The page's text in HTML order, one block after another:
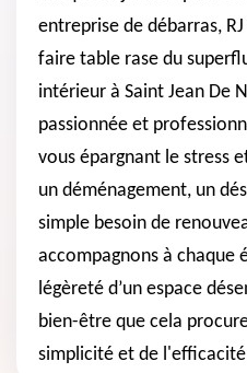
entreprise de débarras,
faire table rase du
intérieur à Saint Jean De
passionnée et
vous épargnant le stress
un déménagement, un
simple besoin de
accompagnons à chaque
légèreté d’un espace
bien-être que cela
simplicité et de l'efficacité